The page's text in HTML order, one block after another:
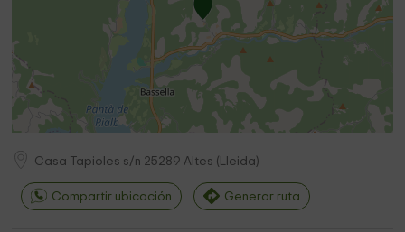
Casa Tapioles s/n 25289 Altes ( Lleida)
Compartir ubicación Generar ruta